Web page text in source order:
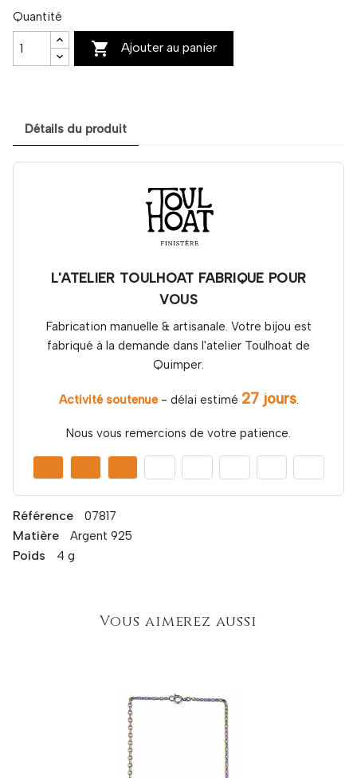
Quantité
 Ajouter au panier
Détails du produit
L'ATELIER TOULHOAT FABRIQUE POUR
VOUS
Fabrication manuelle & artisanale. Votre bijou est
fabriqué à la demande dans l'atelier Toulhoat de
Quimper.
Activité soutenue- délai estimé 27 jours.
Nous vous remercions de votre patience.
Référence 07817
Matière Argent 925
Poids 4 g
Vous aimerez aussi